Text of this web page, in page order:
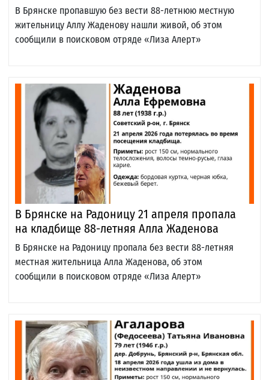
В Брянске пропавшую без вести 88-летнюю местную
жительницу Аллу Жаденову нашли живой, об этом
сообщили в поисковом отряде «Лиза Алерт»
В Брянске на Радоницу 21 апреля пропала
на кладбище 88-летняя Алла Жаденова
В Брянске на Радоницу пропала без вести 88-летняя
местная жительница Алла Жаденова, об этом
сообщили в поисковом отряде «Лиза Алерт»